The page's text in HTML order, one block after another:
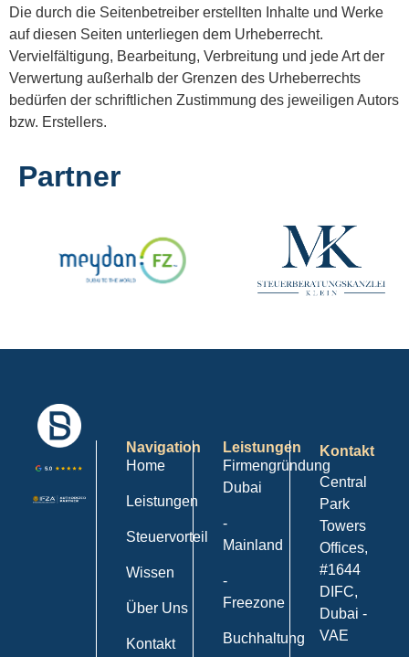
Die durch die Seitenbetreiber erstellten Inhalte und Werke
auf diesen Seiten unterliegen dem Urheberrecht.
Vervielfältigung, Bearbeitung, Verbreitung und jede Art der
Verwertung außerhalb der Grenzen des Urheberrechts
bedürfen der schriftlichen Zustimmung des jeweiligen Autors
bzw. Erstellers.
Partner
Navigation
Home
Leistungen
Steuervorteil
Wissen
Über Uns
Kontakt
Leistungen
Firmengründung
Dubai
-
Mainland
-
Freezone
Buchhaltung
Kontakt
Central
Park
Towers
Offices,
#1644
DIFC,
Dubai -
VAE